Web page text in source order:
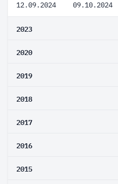
12.09.2024 09.10.2024
2023
2020
2019
2018
2017
2016
2015